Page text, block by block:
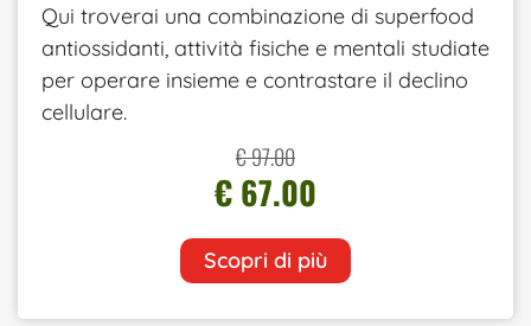
Qui troverai una combinazione di superfood
antiossidanti, attività fisiche e mentali studiate
per operare insieme e contrastare il declino
cellulare.
€ 97.00
€ 67.00
Scopri di più